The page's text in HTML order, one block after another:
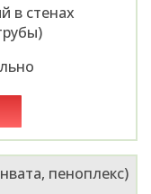
в стенах
пеноплекс)